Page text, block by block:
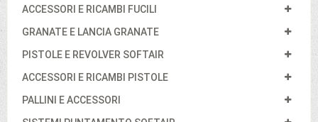
ACCESSORI E RICAMBI FUCILI
GRANATE E LANCIA GRANATE
PISTOLE E REVOLVER SOFTAIR
ACCESSORI E RICAMBI PISTOLE
PALLINI E ACCESSORI